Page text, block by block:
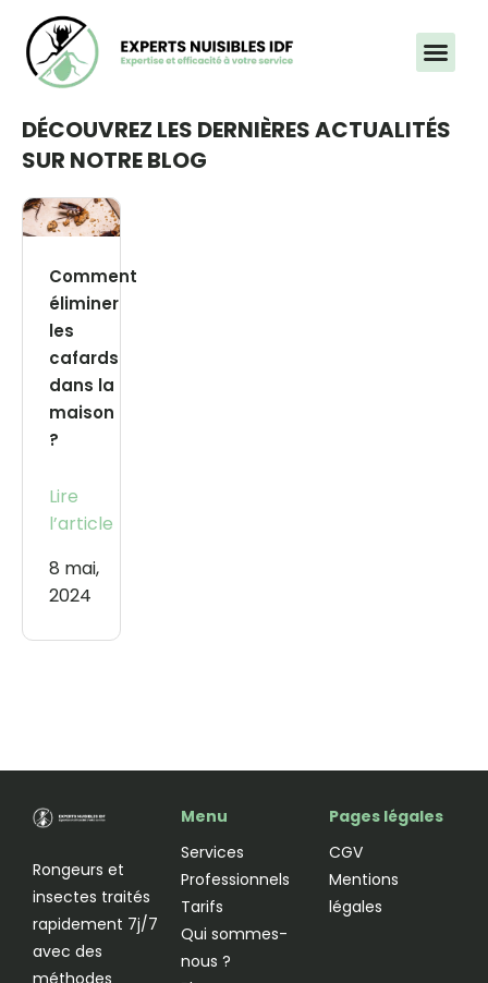
contenu
DÉCOUVREZ LES DERNIÈRES ACTUALITÉS
SUR NOTRE BLOG
Comment
éliminer
les
cafards
dans la
maison
?
Lire
l’article
8 mai,
2024
Rongeurs et
insectes traités
rapidement 7j/7
avec des
méthodes
Menu
Services
Professionnels
Tarifs
Qui sommes-
nous ?
Pages légales
CGV
Mentions
légales